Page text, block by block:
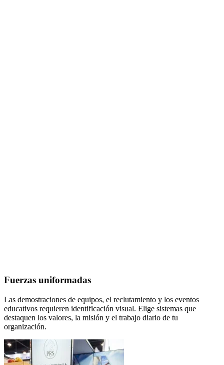
Fuerzas uniformadas
Las demostraciones de equipos, el reclutamiento y los eventos
educativos requieren identificación visual. Elige sistemas que
destaquen los valores, la misión y el trabajo diario de tu
organización.